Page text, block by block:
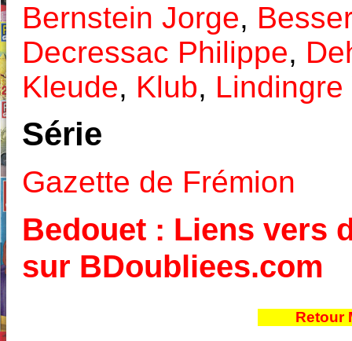
Bernstein Jorge,
Decressac Philippe,
Kleude, Klub, Lindingre
Série
Gazette de Frémion
Bedouet : Liens vers
sur BDoubliees.com
Retour